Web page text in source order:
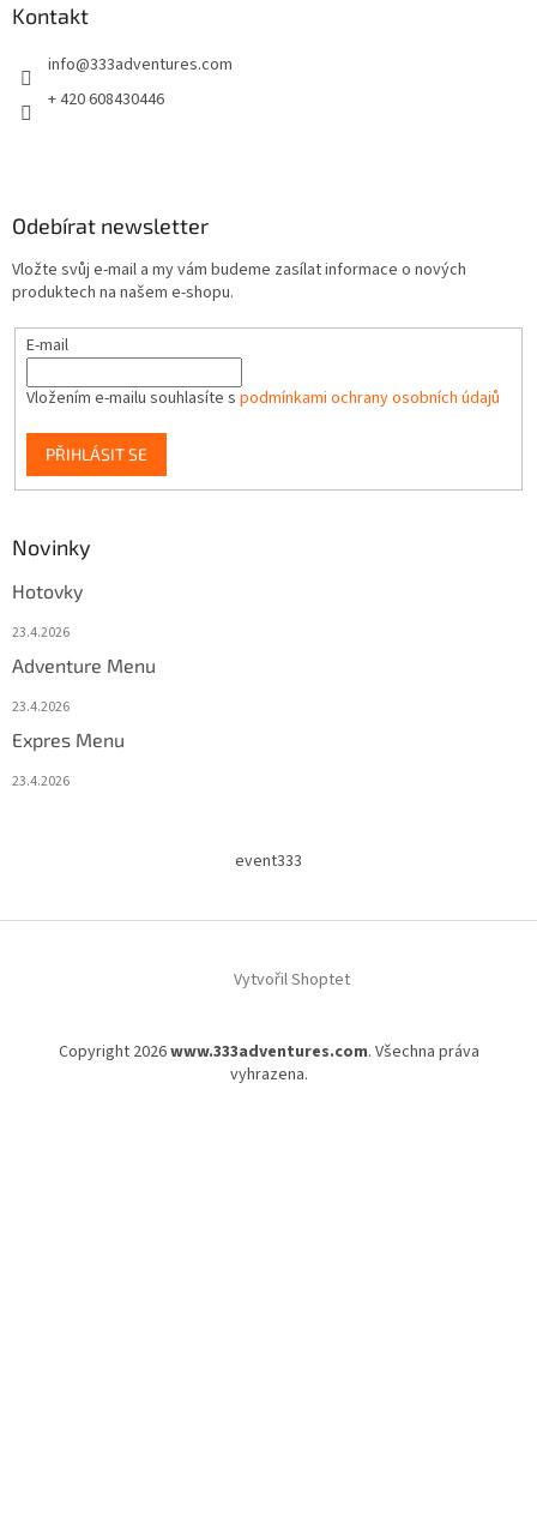
Kontakt
info@333adventures.com
+ 420 608430446
Odebírat newsletter
Vložte svůj e-mail a my vám budeme zasílat informace o nových
produktech na našem e-shopu.
E-mail
Vložením e-mailu souhlasíte s podmínkami ochrany osobních údajů
PŘIHLÁSIT SE
Novinky
Hotovky
23.4.2026
Adventure Menu
23.4.2026
Expres Menu
23.4.2026
event333
Vytvořil Shoptet
Copyright 2026www.333adventures.com. Všechna práva
vyhrazena.